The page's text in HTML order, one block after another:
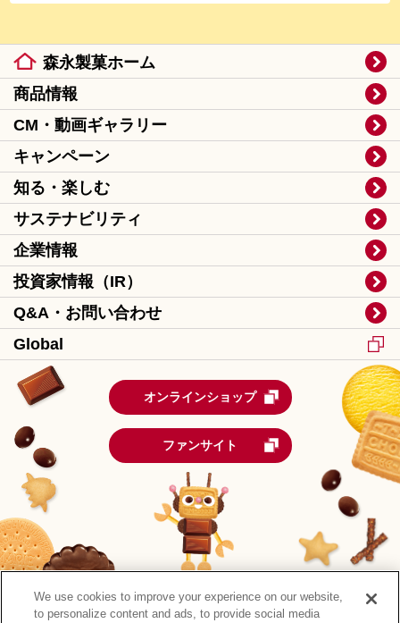
森永製菓ホーム
商品情報
CM・動画ギャラリー
キャンペーン
知る・楽しむ
サステナビリティ
企業情報
投資家情報（IR）
Q&A・お問い合わせ
Global
オンラインショップ
ファンサイト
We use cookies to improve your experience on our website,
to personalize content and ads, to provide social media